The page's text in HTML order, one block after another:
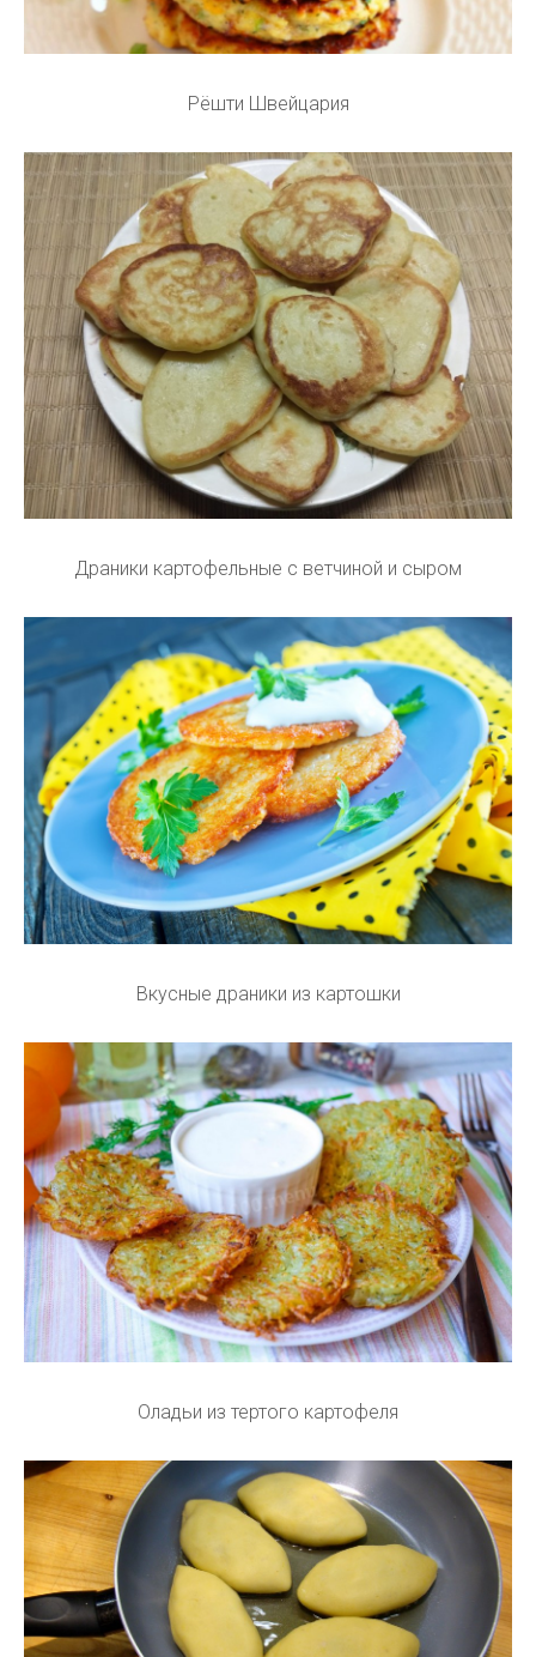
Рёшти Швейцария
Драники картофельные с ветчиной и сыром
Вкусные драники из картошки
Оладьи из тертого картофеля